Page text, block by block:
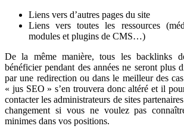
Liens vers d’autres pages du site
Liens vers toutes les ressources
modules et plugins de CMS…)
De la même manière, tous les backlinks
bénéficier pendant des années ne seront plus
par une redirection ou dans le meilleur des
« jus SEO » s’en trouvera donc altéré et il
contacter les administrateurs de sites
changement si vous ne voulez pas
minimes dans vos positions.